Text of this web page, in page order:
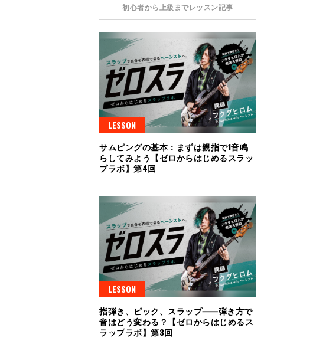
初心者から上級までレッスン記事
LESSON
サムピングの基本：まずは親指で1音鳴
らしてみよう【ゼロからはじめるスラッ
プラボ】第4回
LESSON
指弾き、ピック、スラップ⸺弾き方で
音はどう変わる？【ゼロからはじめるス
ラップラボ】第3回